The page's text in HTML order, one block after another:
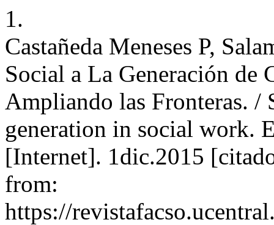
1.
Castañeda Meneses P,
Social a La Generación de
Ampliando las Fronteras. /
generation in social work.
[Internet]. 1dic.2015
from:
https://